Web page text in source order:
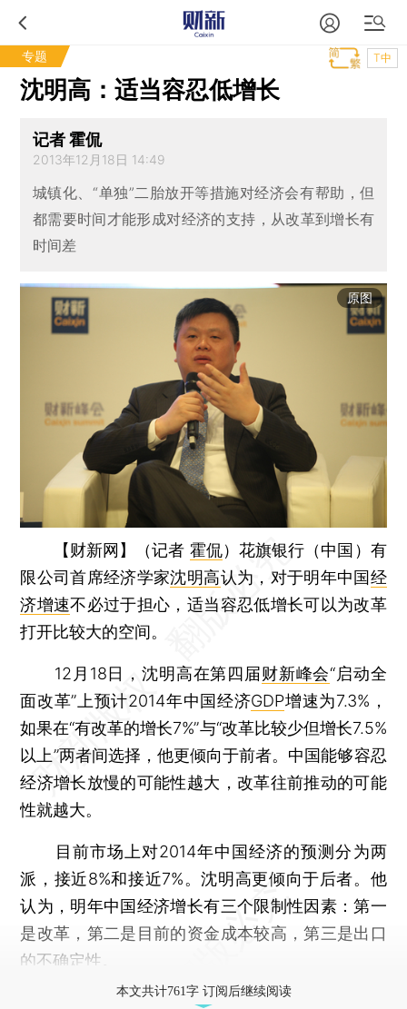
专题 T中
沈明高：适当容忍低增长
记者 霍侃
2013年12月18日 14:49
城镇化、“单独”二胎放开等措施对经济会有帮助，但
都需要时间才能形成对经济的支持，从改革到增长有
时间差
原图
【财新网】（记者 霍侃） 花旗银行（中国）有
限公司首席经济学家沈明高认为，对于明年中国经
济增速不必过于担心，适当容忍低增长可以为改革
打开比较大的空间。
12月18日，沈明高在第四届财新峰会“启动全
面改革”上预计2014年中国经济GDP增速为7.3%，
如果在“有改革的增长7%”与“改革比较少但增长7.5%
以上”两者间选择，他更倾向于前者。中国能够容忍
经济增长放慢的可能性越大，改革往前推动的可能
性就越大。
目前市场上对2014年中国经济的预测分为两
派，接近8%和接近7%。沈明高更倾向于后者。他
认为，明年中国经济增长有三个限制性因素：第一
是改革，第二是目前的资金成本较高，第三是出口
的不确定性。
本文共计761字 订阅后继续阅读